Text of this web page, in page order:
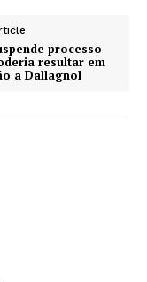
processo
resultar em
a Dallagnol